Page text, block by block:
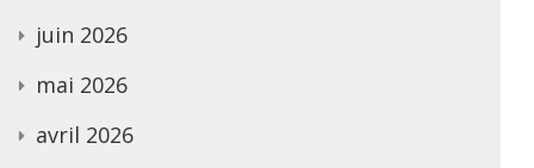
juin 2026
mai 2026
avril 2026